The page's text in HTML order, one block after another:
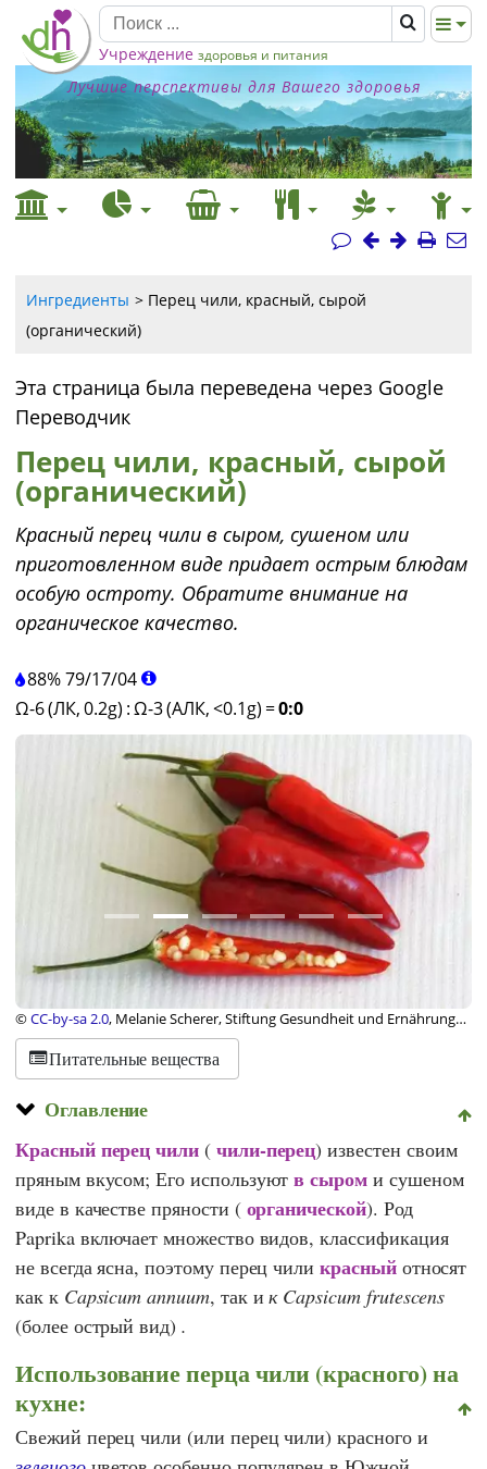
Учреждение здоровья и питания
Лучшие перспективы для Вашего здоровья
Ингредиенты
Перец чили, красный, сырой
(органический)
Эта страница была переведена через Google
Переводчик
Перец чили, красный, сырой
(органический)
Красный перец чили в сыром, сушеном или
приготовленном виде придает острым блюдам
особую остроту. Обратите внимание на
органическое качество.
88%79/17/04
Ω-6 (ЛК, 0.2g) :Ω-3 (АЛК, <0.1g) =0:0
©CC-by-sa 2.0, Melanie Scherer, Stiftung Gesundheit und Ernährung
Schweiz
Питательные вещества
Оглавление
Красный перец чили ( чили-перец) известен своим
пряным вкусом; Его используютв сыром и сушеном
виде в качестве пряности ( органической). Род
Paprika включает множество видов, классификация
не всегда ясна, поэтому перец чиликрасныйотносят
как к Capsicum annuum, так ик Capsicum frutescens
(более острый вид) .
Использование перца чили (красного) на
кухне:
Свежий перец чили (или перец чили) красного и